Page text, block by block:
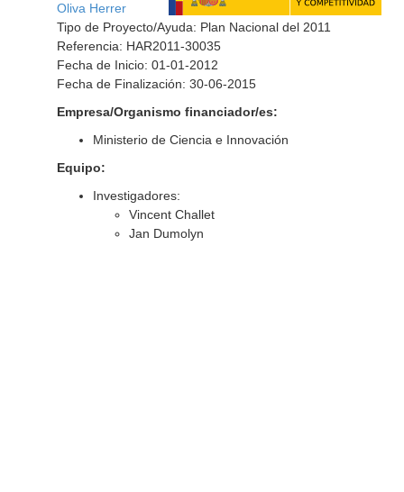
Oliva Herrer
Tipo de Proyecto/Ayuda: Plan Nacional del 2011
Referencia: HAR2011-30035
Fecha de Inicio: 01-01-2012
Fecha de Finalización: 30-06-2015
Empresa/Organismo financiador/es:
Ministerio de Ciencia e Innovación
Equipo:
Investigadores:
Vincent Challet
Jan Dumolyn